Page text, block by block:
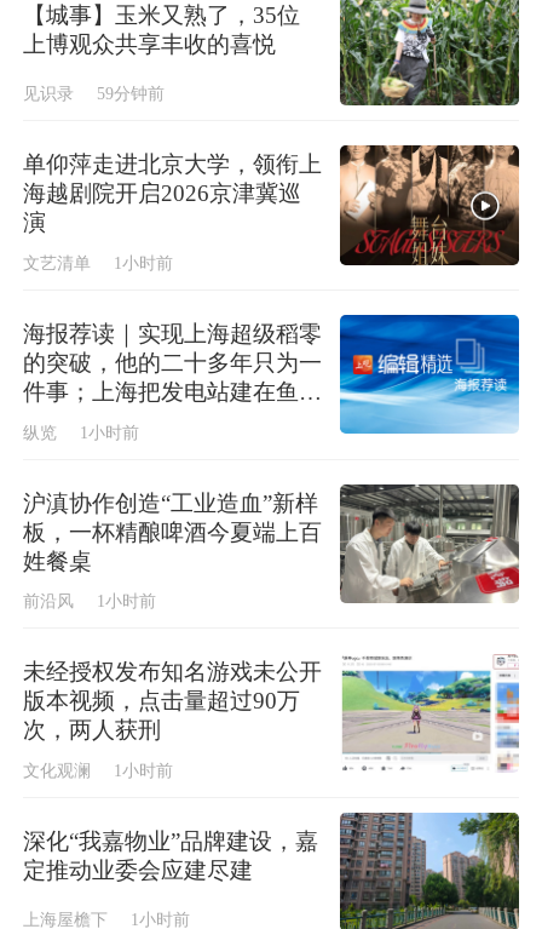
【城事】玉米又熟了，35位
上博观众共享丰收的喜悦
见识录 59分钟前
单仰萍走进北京大学，领衔上
海越剧院开启2026京津冀巡
演
文艺清单 1小时前
海报荐读｜实现上海超级稻零
的突破，他的二十多年只为一
件事；上海把发电站建在鱼塘
上，今年首批“零碳蟹”即将上
市
纵览 1小时前
沪滇协作创造“工业造血”新样
板，一杯精酿啤酒今夏端上百
姓餐桌
前沿风 1小时前
未经授权发布知名游戏未公开
版本视频，点击量超过90万
次，两人获刑
文化观澜 1小时前
深化“我嘉物业”品牌建设，嘉
定推动业委会应建尽建
上海屋檐下 1小时前